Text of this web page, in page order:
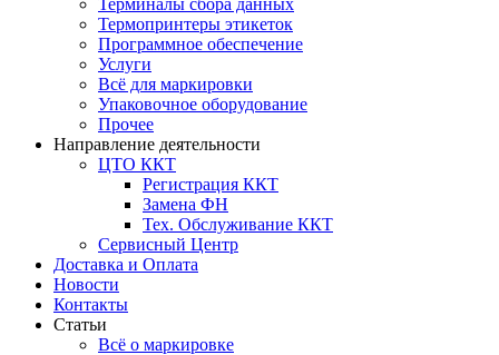
Терминалы сбора данных
Термопринтеры этикеток
Программное обеспечение
Услуги
Всё для маркировки
Упаковочное оборудование
Прочее
Направление деятельности
ЦТО ККТ
Регистрация ККТ
Замена ФН
Тех. Обслуживание ККТ
Сервисный Центр
Доставка и Оплата
Новости
Контакты
Статьи
Всё о маркировке